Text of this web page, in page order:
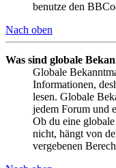
benutze den
Nach oben
Was sind globale
Globale
Informationen,
lesen. Globale
jedem Forum und
Ob du eine
nicht, hängt von
vergebenen